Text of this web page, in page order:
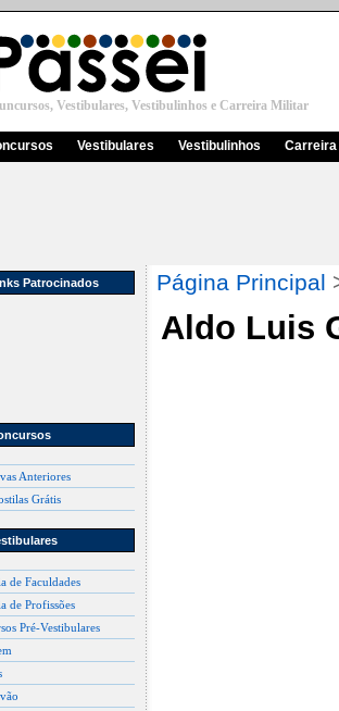
Vestibulares, Vestibulinhos e Carreira Militar
Vestibulares Vestibulinhos
Patrocinados
Anteriores
Grátis
de Faculdades
de Profissões
Pré-Vestibulares
Página Principal
Aldo Luis